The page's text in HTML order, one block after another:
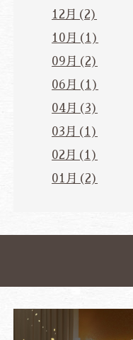
12月(2)
10月(1)
09月(2)
06月(1)
04月(3)
03月(1)
02月(1)
01月(2)